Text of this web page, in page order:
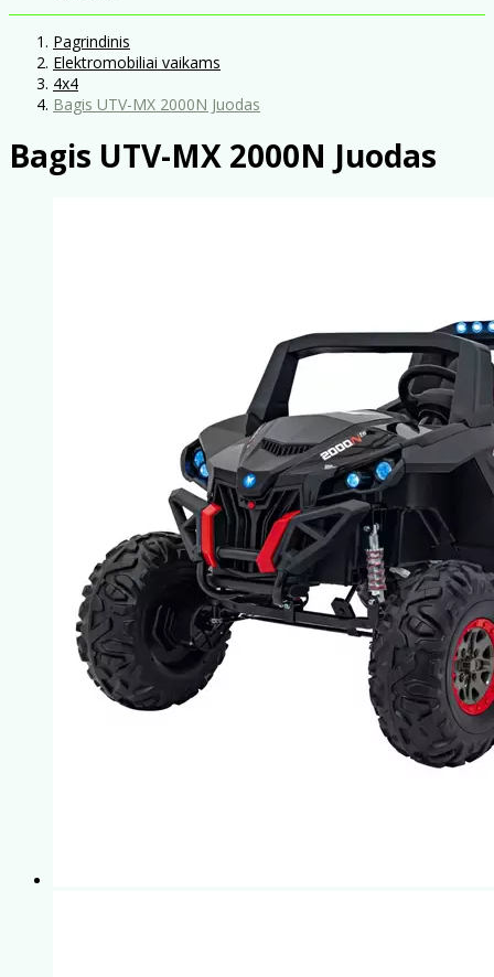
Pagrindinis
Elektromobiliai vaikams
4x4
Bagis UTV-MX 2000N Juodas
Bagis UTV-MX 2000N Juodas